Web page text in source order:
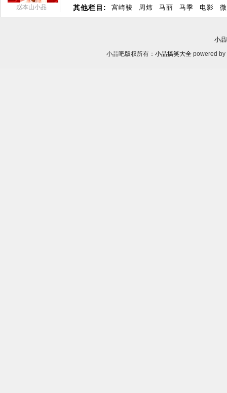
赵本山小品 其他栏目: 宫崎骏 周炜 马丽 马季 电影
小
小品吧版权所有： 小品搞笑大全 powered by